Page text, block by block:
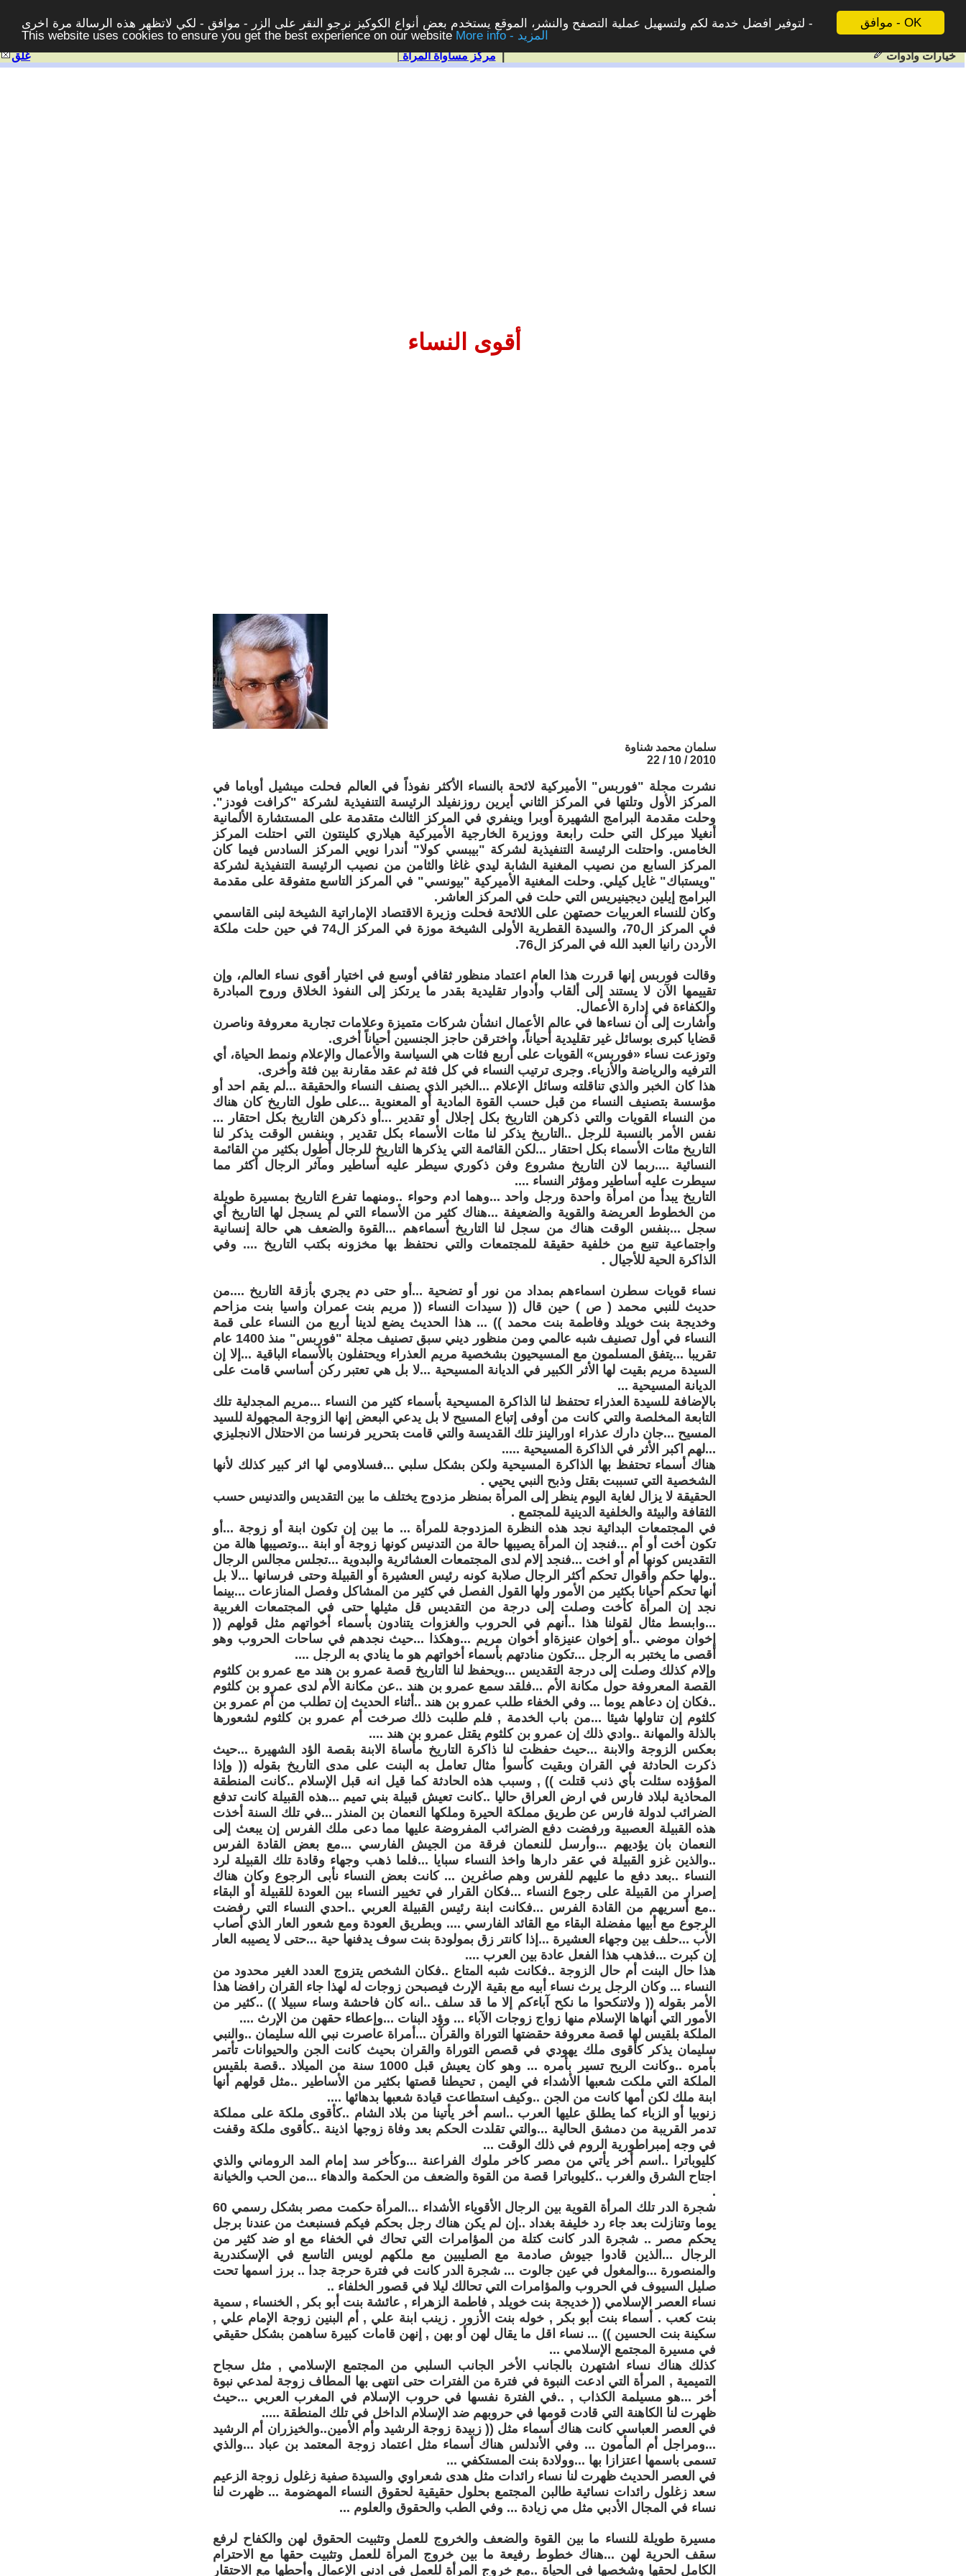
موافق - OK
لتوفير افضل خدمة لكم ولتسهيل عملية التصفح والنشر، الموقع يستخدم بعض أنواع الكوكيز نرجو النقر على الزر - موافق - لكي لاتظهر هذه الرسالة مرة اخرى -
This website uses cookies to ensure you get the best experience on our website
More info - المزيد
غلق | مركز مساواة المرأة| خيارات وادوات
أقوى النساء
سلمان محمد شناوة
2010 / 10 / 22
نشرت مجلة "فوربس" الأميركية لائحة بالنساء الأكثر نفوذاً في العالم فحلت ميشيل أوباما في
المركز الأول وتلتها في المركز الثاني أيرين روزنفيلد الرئيسة التنفيذية لشركة "كرافت فودز".
وحلت مقدمة البرامج الشهيرة أوبرا وينفري في المركز الثالث متقدمة على المستشارة الألمانية
أنغيلا ميركل التي حلت رابعة ووزيرة الخارجية الأميركية هيلاري كلينتون التي احتلت المركز
الخامس. واحتلت الرئيسة التنفيذية لشركة "بيبسي كولا" أندرا نويي المركز السادس فيما كان
المركز السابع من نصيب المغنية الشابة ليدي غاغا والثامن من نصيب الرئيسة التنفيذية لشركة
"ويستباك" غايل كيلي. وحلت المغنية الأميركية "بيونسي" في المركز التاسع متفوقة على مقدمة
البرامج إيلين ديجينيريس التي حلت في المركز العاشر.
وكان للنساء العربيات حصتهن على اللائحة فحلت وزيرة الاقتصاد الإماراتية الشيخة لبنى القاسمي
في المركز ال70، والسيدة القطرية الأولى الشيخة موزة في المركز ال74 في حين حلت ملكة
الأردن رانيا العبد الله في المركز ال76.
وقالت فوربس إنها قررت هذا العام اعتماد منظور ثقافي أوسع في اختيار أقوى نساء العالم، وإن
تقييمها الآن لا يستند إلى ألقاب وأدوار تقليدية بقدر ما يرتكز إلى النفوذ الخلاق وروح المبادرة
والكفاءة في إدارة الأعمال.
وأشارت إلى أن نساءها في عالم الأعمال انشأن شركات متميزة وعلامات تجارية معروفة وناصرن
قضايا كبرى بوسائل غير تقليدية أحياناً، واخترقن حاجز الجنسين أحياناً أخرى.
وتوزعت نساء «فوربس» القويات على أربع فئات هي السياسة والأعمال والإعلام ونمط الحياة، أي
الترفيه والرياضة والأزياء. وجرى ترتيب النساء في كل فئة ثم عقد مقارنة بين فئة وأخرى.
هذا كان الخبر والذي تناقلته وسائل الإعلام ...الخبر الذي يصنف النساء والحقيقة ...لم يقم احد أو
مؤسسة بتصنيف النساء من قبل حسب القوة المادية أو المعنوية ...على طول التاريخ كان هناك
من النساء القويات والتي ذكرهن التاريخ بكل إجلال أو تقدير ...أو ذكرهن التاريخ بكل احتقار ...
نفس الأمر بالنسبة للرجل ..التاريخ يذكر لنا مئات الأسماء بكل تقدير , وبنفس الوقت يذكر لنا
التاريخ مئات الأسماء بكل احتقار ...لكن القائمة التي يذكرها التاريخ للرجال أطول بكثير من القائمة
النسائية ....ربما لان التاريخ مشروع وفن ذكوري سيطر عليه أساطير ومآثر الرجال أكثر مما
سيطرت عليه أساطير ومؤثر النساء ....
التاريخ يبدأ من امرأة واحدة ورجل واحد ...وهما ادم وحواء ..ومنهما تفرع التاريخ بمسيرة طويلة
من الخطوط العريضة والقوية والضعيفة ...هناك كثير من الأسماء التي لم يسجل لها التاريخ أي
سجل ...بنفس الوقت هناك من سجل لنا التاريخ أسماءهم ...القوة والضعف هي حالة إنسانية
واجتماعية تنبع من خلفية حقيقة للمجتمعات والتي نحتفظ بها مخزونه بكتب التاريخ .... وفي
الذاكرة الحية للأجيال .
نساء قويات سطرن اسماءهم بمداد من نور أو تضحية ...أو حتى دم يجري بأزقة التاريخ ....من
حديث للنبي محمد ( ص ) حين قال (( سيدات النساء (( مريم بنت عمران واسيا بنت مزاحم
وخديجة بنت خويلد وفاطمة بنت محمد )) ... هذا الحديث يضع لدينا أربع من النساء على قمة
النساء في أول تصنيف شبه عالمي ومن منظور ديني سبق تصنيف مجلة "فوربس" منذ 1400 عام
تقريبا ...يتفق المسلمون مع المسيحيون بشخصية مريم العذراء ويحتفلون بالأسماء الباقية ...إلا إن
السيدة مريم بقيت لها الأثر الكبير في الديانة المسيحية ...لا بل هي تعتبر ركن أساسي قامت على
الديانة المسيحية ...
بالإضافة للسيدة العذراء تحتفظ لنا الذاكرة المسيحية بأسماء كثير من النساء ...مريم المجدلية تلك
التابعة المخلصة والتي كانت من أوفى إتباع المسيح لا بل يدعي البعض إنها الزوجة المجهولة للسيد
المسيح ...جان دارك عذراء اورالينز تلك القديسة والتي قامت بتحرير فرنسا من الاحتلال الانجليزي
...لهم اكبر الأثر في الذاكرة المسيحية .....
هناك أسماء تحتفظ بها الذاكرة المسيحية ولكن بشكل سلبي ...فسلاومي لها اثر كبير كذلك لأنها
الشخصية التي تسببت بقتل وذبح النبي يحيي .
الحقيقة لا يزال لغاية اليوم ينظر إلى المرأة بمنظر مزدوج يختلف ما بين التقديس والتدنيس حسب
الثقافة والبيئة والخلفية الدينية للمجتمع .
في المجتمعات البدائية نجد هذه النظرة المزدوجة للمرأة ... ما بين إن تكون ابنة أو زوجة ...أو
تكون أخت أو أم ...فنجد إن المرأة يصيبها حالة من التدنيس كونها زوجة أو ابنة ...وتصيبها هالة من
التقديس كونها أم أو اخت ...فنجد إلام لدى المجتمعات العشائرية والبدوية ...تجلس مجالس الرجال
..ولها حكم وأقوال تحكم أكثر الرجال صلابة كونه رئيس العشيرة أو القبيلة وحتى فرسانها ...لا بل
أنها تحكم أحيانا بكثير من الأمور ولها القول الفصل في كثير من المشاكل وفصل المنازعات ...بينما
نجد إن المرأة كأخت وصلت إلى درجة من التقديس قل مثيلها حتى في المجتمعات الغربية
...وابسط مثال لقولنا هذا ..أنهم في الحروب والغزوات يتنادون بأسماء أخواتهم مثل قولهم ((
إخوان موضي ..أو إخوان عنيزةاو أخوان مريم ...وهكذا ...حيث نجدهم في ساحات الحروب وهو
أقصى ما يختبر به الرجل ...تكون منادتهم بأسماء أخواتهم هو ما ينادي به الرجل ....
وإلام كذلك وصلت إلى درجة التقديس ...ويحفظ لنا التاريخ قصة عمرو بن هند مع عمرو بن كلثوم
القصة المعروفة حول مكانة الأم ...فلقد سمع عمرو بن هند ..عن مكانة الأم لدى عمرو بن كلثوم
..فكان إن دعاهم يوما ... وفي الخفاء طلب عمرو بن هند ..أثناء الحديث إن تطلب من أم عمرو بن
كلثوم إن تناولها شيئا ...من باب الخدمة , فلم طلبت ذلك صرخت أم عمرو بن كلثوم لشعورها
بالذلة والمهانة ..وادي ذلك إن عمرو بن كلثوم يقتل عمرو بن هند ....
بعكس الزوجة والابنة ...حيث حفظت لنا ذاكرة التاريخ مأساة الابنة بقصة الؤد الشهيرة ...حيث
ذكرت الحادثة في القران وبقيت كأسوأ مثال تعامل به البنت على مدى التاريخ بقوله (( وإذا
المؤؤده سئلت بأي ذنب قتلت )) , وسبب هذه الحادثة كما قيل انه قبل الإسلام ..كانت المنطقة
المحاذية لبلاد فارس في ارض العراق حاليا ..كانت تعيش قبيلة بني تميم ...هذه القبيلة كانت تدفع
الضرائب لدولة فارس عن طريق مملكة الحيرة وملكها النعمان بن المنذر ...في تلك السنة أخذت
هذه القبيلة العصبية ورفضت دفع الضرائب المفروضة عليها مما دعى ملك الفرس إن يبعث إلى
النعمان بان يؤديهم ...وأرسل للنعمان فرقة من الجيش الفارسي ...مع بعض القادة الفرس
..والذين غزو القبيلة في عقر دارها واخذ النساء سبايا ...فلما ذهب وجهاء وقادة تلك القبيلة لرد
النساء ..بعد دفع ما عليهم للفرس وهم صاغرين ... كانت بعض النساء نأبى الرجوع وكان هناك
إصرار من القبيلة على رجوع النساء ...فكان القرار في تخيير النساء بين العودة للقبيلة أو البقاء
..مع أسريهم من القادة الفرس ...فكانت ابنة رئيس القبيلة العربي ..احدي النساء التي رفضت
الرجوع مع أبيها مفضلة البقاء مع القائد الفارسي .... وبطريق العودة ومع شعور العار الذي أصاب
الأب ...حلف بين وجهاء العشيرة ...إذا كانتر زق بمولودة بنت سوف يدفنها حية ...حتى لا يصيبه العار
إن كبرت ...فذهب هذا الفعل عادة بين العرب ....
هذا حال البنت أم حال الزوجة ..فكانت شبه المتاع ..فكان الشخص يتزوج العدد الغير محدود من
النساء ... وكان الرجل يرث نساء أبيه مع بقية الإرث فيصبحن زوجات له لهذا جاء القران رافضا هذا
الأمر بقوله (( ولاتنكحوا ما نكح آباءكم إلا ما قد سلف ..انه كان فاحشة وساء سبيلا )) ..كثير من
الأمور التي أنهاها الإسلام منها زواج زوجات الآباء ... وؤد البنات ...وإعطاء حقهن من الإرث ....
الملكة بلقيس لها قصة معروفة حقضتها التوراة والقرآن ...أمراة عاصرت نبي الله سليمان ..والنبي
سليمان يذكر كأقوى ملك يهودي في قصص التوراة والقران بحيث كانت الجن والحيوانات تأتمر
بأمره ..وكانت الريح تسير بأمره ... وهو كان يعيش قبل 1000 سنة من الميلاد ..قصة بلقيس
الملكة التي ملكت شعبها الأشداء في اليمن , تحيطنا قصتها بكثير من الأساطير ..مثل قولهم أنها
ابنة ملك لكن أمها كانت من الجن ..وكيف استطاعت قيادة شعبها بدهائها ....
زنوبيا أو الزباء كما يطلق عليها العرب ..اسم أخر يأتينا من بلاد الشام ..كأقوى ملكة على مملكة
تدمر القريبة من دمشق الحالية ...والتي تقلدت الحكم بعد وفاة زوجها اذينة ..كأقوى ملكة وقفت
في وجه إمبراطورية الروم في ذلك الوقت ...
كليوباترا ..اسم أخر يأتي من مصر كاخر ملوك الفراعنة ...وكأخر سد إمام المد الروماني والذي
اجتاح الشرق والغرب ..كليوباترا قصة من القوة والضعف من الحكمة والدهاء ...من الحب والخيانة
.
شجرة الدر تلك المرأة القوية بين الرجال الأقوياء الأشداء ...المرأة حكمت مصر بشكل رسمي 60
يوما وتنازلت بعد جاء رد خليفة بغداد ..إن لم يكن هناك رجل بحكم فيكم فسنبعث من عندنا برجل
يحكم مصر .. شجرة الدر كانت كتلة من المؤامرات التي تحاك في الخفاء مع او ضد كثير من
الرجال ...الذين قادوا جيوش صادمة مع الصليبين مع ملكهم لويس التاسع في الإسكندرية
والمنصورة ...والمغول في عين جالوت ... شجرة الدر كانت في فترة حرجة جدا .. برز اسمها تحت
صليل السيوف في الحروب والمؤامرات التي تحالك ليلا في قصور الخلفاء ..
نساء العصر الإسلامي (( خديجة بنت خويلد , فاطمة الزهراء , عائشة بنت أبو بكر , الخنساء , سمية
بنت كعب . أسماء بنت أبو بكر , خوله بنت الأزور . زينب ابنة علي , أم البنين زوجة الإمام علي ,
سكينة بنت الحسين )) ... نساء اقل ما يقال لهن أو بهن , إنهن قامات كبيرة ساهمن بشكل حقيقي
في مسيرة المجتمع الإسلامي ...
كذلك هناك نساء اشتهرن بالجانب الأخر الجانب السلبي من المجتمع الإسلامي , مثل سجاح
التميمية , المرأة التي ادعت النبوة في فترة من الفترات حتى انتهى بها المطاف زوجة لمدعي نبوة
أخر ...هو مسيلمة الكذاب , ..في الفترة نفسها في حروب الإسلام في المغرب العربي ...حيث
ظهرت لنا الكاهنة التي قادت قومها في حروبهم ضد الإسلام الداخل في تلك المنطقة .....
في العصر العباسي كانت هناك أسماء مثل (( زبيدة زوجة الرشيد وأم الأمين..والخيزران أم الرشيد
...ومراجل أم المأمون ... وفي الأندلس هناك أسماء مثل اعتماد زوجة المعتمد بن عباد ...والذي
تسمى باسمها اعتزازا بها ...وولادة بنت المستكفي ...
في العصر الحديث ظهرت لنا نساء رائدات مثل هدى شعراوي والسيدة صفية زغلول زوجة الزعيم
سعد زغلول رائدات نسائية طالبن المجتمع بحلول حقيقية لحقوق النساء المهضومة ... ظهرت لنا
نساء في المجال الأدبي مثل مي زيادة ... وفي الطب والحقوق والعلوم ...
مسيرة طويلة للنساء ما بين القوة والضعف والخروج للعمل وتثبيت الحقوق لهن والكفاح لرفع
سقف الحرية لهن ...هناك خطوط رفيعة ما بين خروج المرأة للعمل وتثبيت حقها مع الاحترام
الكامل لحقها وشخصها في الحياة ..مع خروج المرأة للعمل في ادني الإعمال وأحطها مع الاحتقار